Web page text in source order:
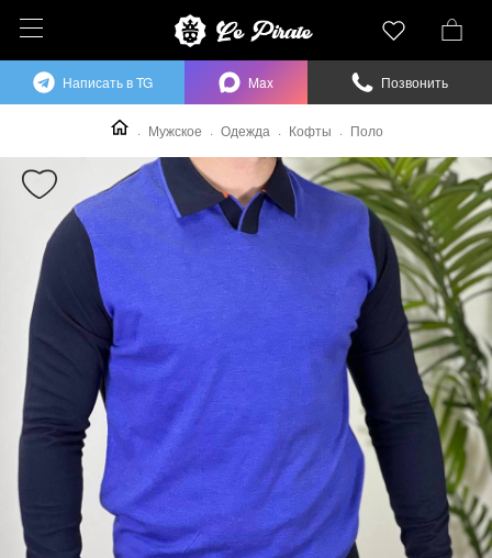
Мужское Одежда Кофты Поло
Написать в TG Max Позвонить